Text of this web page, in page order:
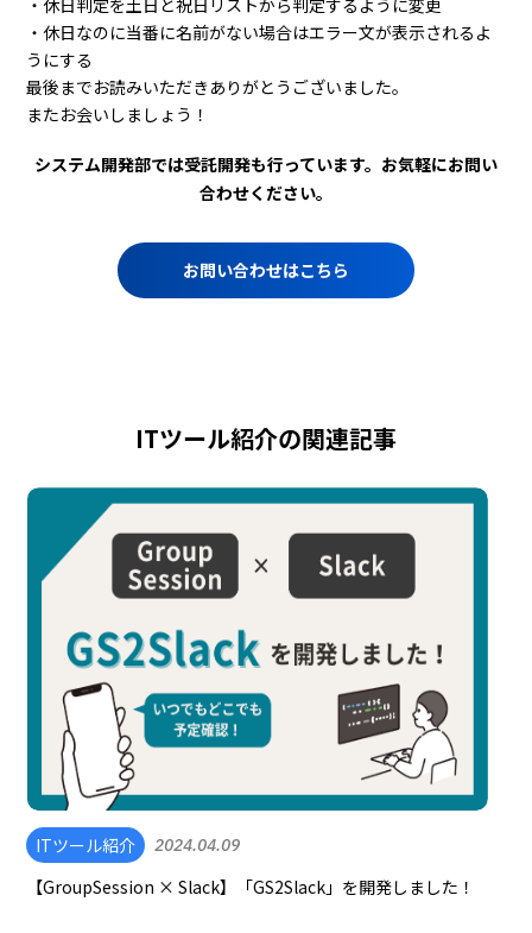
・休日判定を土日と祝日リストから判定するように変更
・休日なのに当番に名前がない場合はエラー文が表示されるよ
うにする
最後までお読みいただきありがとうございました。
またお会いしましょう！
システム開発部では受託開発も行っています。お気軽にお問い
合わせください。
お問い合わせはこちら
ITツール紹介の関連記事
ITツール紹介 2024.04.09
【GroupSession × Slack】「GS2Slack」を開発しました！